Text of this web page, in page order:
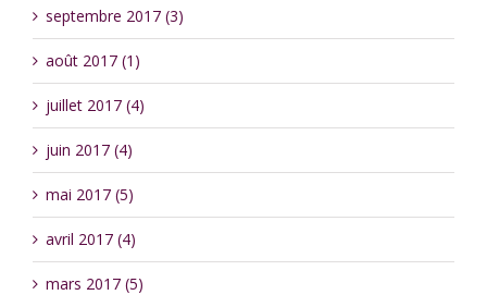
septembre 2017 (3)
août 2017 (1)
juillet 2017 (4)
juin 2017 (4)
mai 2017 (5)
avril 2017 (4)
mars 2017 (5)